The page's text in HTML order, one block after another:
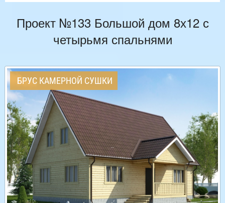
Проект №133 Большой дом 8х12 с
четырьмя спальнями
БРУС КАМЕРНОЙ СУШКИ